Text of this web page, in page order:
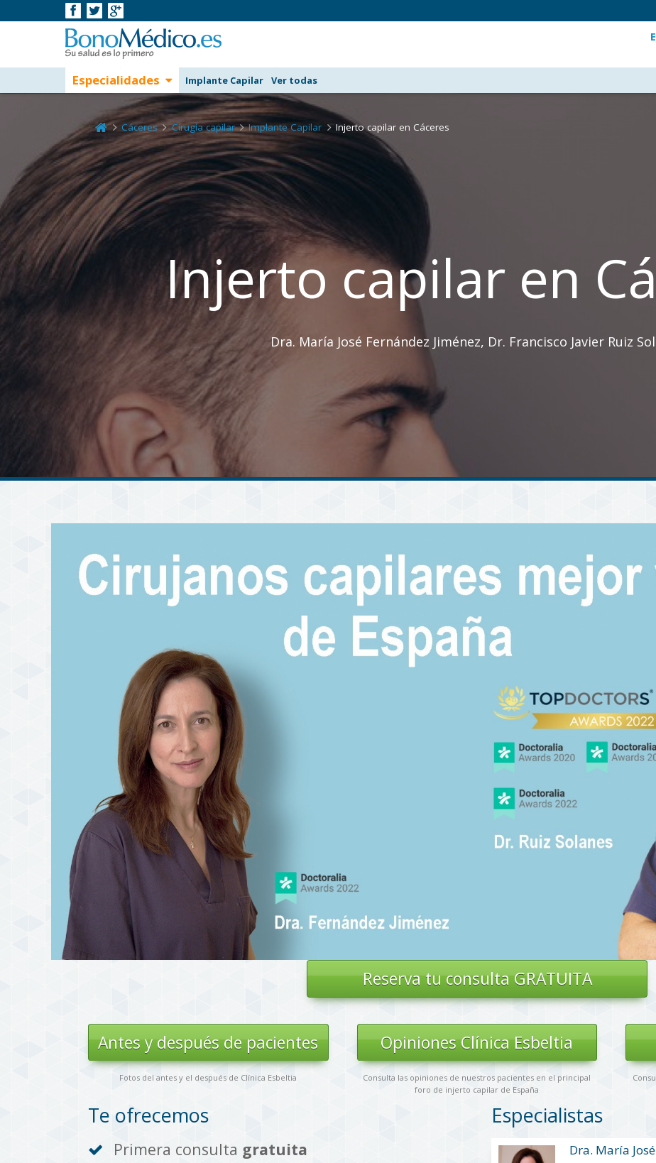
Cáceres Cirugía capilar Implante Capilar Injerto capilar en Cáceres
Injerto capilar en
Dra. María José Fernández Jiménez, Dr. Francisco Javier Ruiz
Reserva tuconsulta GRATUITA
Antes y después de pacientes
Fotos del antes y el después de Clínica Esbeltia
Opiniones Clínica Esbeltia
Consulta las opiniones de nuestros pacientes en el principal
foro de injerto capilar de España
Te ofrecemos
Primera consulta gratuita
Especialistas
Dra. María
Especialidades Implante Capilar Ver todas